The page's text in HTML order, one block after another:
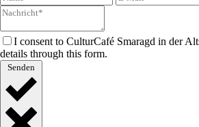
I consent to CulturCafé Smaragd in der
details through this form.
Senden